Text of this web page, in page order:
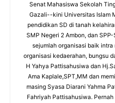
Senat Mahasiswa Sekolah
Gazali--kini Universitas Islam
pendidikan SD di tanah
SMP Negeri 2 Ambon, dan
sejumlah organisasi baik
organisasi kedaerahan, bungsu
H Yahya Pattisahusiwa dan
Ama Kaplale,SPT,MM dan
masing Syasa Diarani Yahma
Fahriyah Pattisahusiwa.